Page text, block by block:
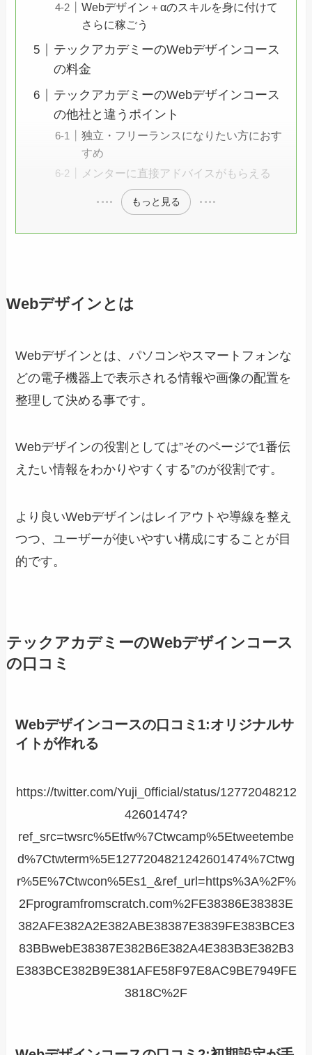
Webデザイン＋αのスキルを身に付けて
さらに稼ごう
テックアカデミーのWebデザインコース
の料金
テックアカデミーのWebデザインコース
の他社と違うポイント
独立・フリーランスになりたい方におす
すめ
メンターに直接アドバイスがもらえる
もっと見る
Webデザインとは
Webデザインとは、パソコンやスマートフォンな
どの電子機器上で表示される情報や画像の配置を
整理して決める事です。
Webデザインの役割としては”そのページで1番伝
えたい情報をわかりやすくする”のが役割です。
より良いWebデザインはレイアウトや導線を整え
つつ、ユーザーが使いやすい構成にすることが目
的です。
テックアカデミーのWebデザインコース
の口コミ
Webデザインコースの口コミ1:オリジナルサ
イトが作れる
https://twitter.com/Yuji_0fficial/status/12772048212
42601474?
ref_src=twsrc%5Etfw%7Ctwcamp%5Etweetembe
d%7Ctwterm%5E1277204821242601474%7Ctwg
r%5E%7Ctwcon%5Es1_&ref_url=https%3A%2F%
2Fprogramfromscratch.com%2FE38386E38383E
382AFE382A2E382ABE38387E3839FE383BCE3
83BBwebE38387E382B6E382A4E383B3E382B3
E383BCE382B9E381AFE58F97E8AC9BE7949FE
3818C%2F